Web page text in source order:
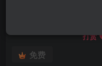
此内容为付费资源，请付
打赏
免费